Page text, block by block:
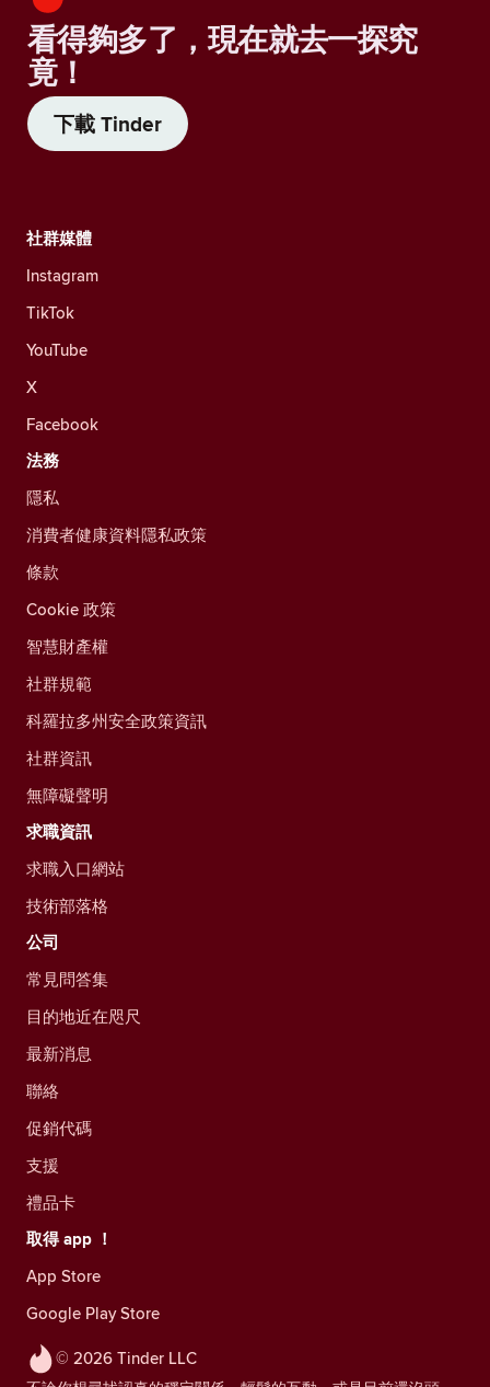
看得夠多了，現在就去一探究
竟！
下載 Tinder
© 2026 Tinder LLC
社群媒體
Instagram
TikTok
YouTube
X
Facebook
法務
隱私
消費者健康資料隱私政策
條款
Cookie 政策
智慧財產權
社群規範
科羅拉多州安全政策資訊
社群資訊
無障礙聲明
求職資訊
求職入口網站
技術部落格
公司
常見問答集
目的地近在咫尺
最新消息
聯絡
促銷代碼
支援
禮品卡
取得 app ！
App Store
Google Play Store